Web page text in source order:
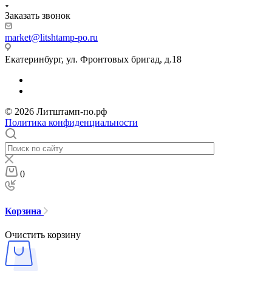
Заказать звонок
market@litshtamp-po.ru
Екатеринбург, ул. Фронтовых бригад, д.18
© 2026 Литштамп-по.рф
Политика конфиденциальности
0
Корзина
Очистить корзину